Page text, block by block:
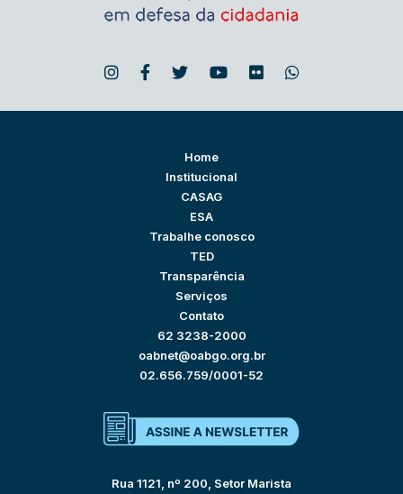
Home
Institucional
CASAG
ESA
Trabalhe conosco
TED
Transparência
Serviços
Contato
62 3238-2000
oabnet@oabgo.org.br
02.656.759/0001-52
Rua 1121, nº 200, Setor Marista